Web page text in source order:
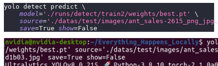
yolo detect predict \
model= './runs/detect/train2/weights/best.pt'
\
source= './datas/test/images/ant_sales-
save=True show=False